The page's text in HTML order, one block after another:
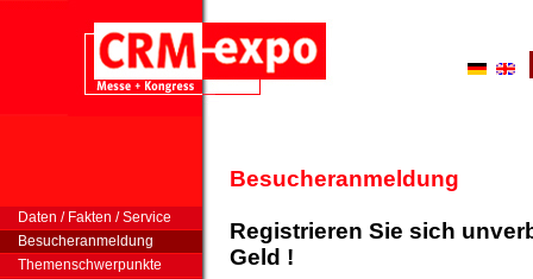
Daten / Fakten / Service
Besucheranmeldung
Themenschwerpunkte
Besucheranmeldung
Registrieren Sie sich
Geld !